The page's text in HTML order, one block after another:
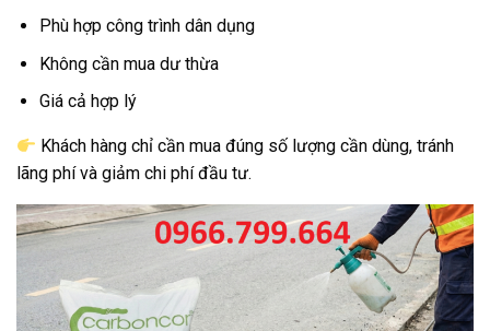
Phù hợp công trình dân dụng
Không cần mua dư thừa
Giá cả hợp lý
Khách hàng chỉ cần mua đúng số lượng cần dùng, tránh
lãng phí và giảm chi phí đầu tư.